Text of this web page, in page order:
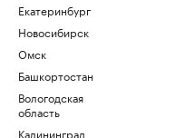
Екатеринбург
Новосибирск
Омск
Башкортостан
Вологодская
область
Калининград